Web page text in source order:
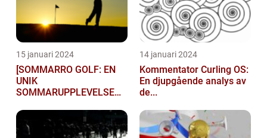
15 januari 2024
[SOMMARRO GOLF: EN
UNIK
SOMMARUPPLEVELSE
14 januari 2024
Kommentator Curling OS:
En djupgående analys av
de...